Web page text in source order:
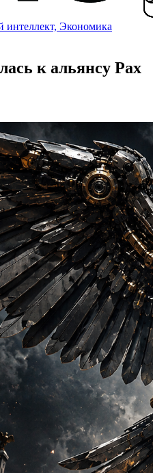
Экономика
к альянсу Pax